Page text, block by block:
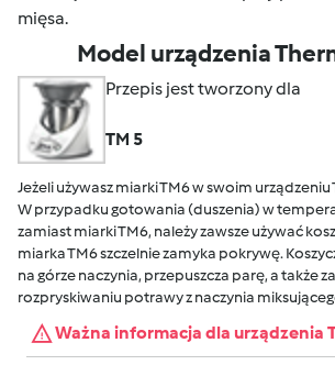
mięsa.
Model urządzenia
Przepis jest tworzony dla
TM 5
Jeżeli używasz miarki TM6 w swoim urządzeniu
W przypadku gotowania (duszenia) w
zamiast miarki TM6, należy zawsze używać
miarka TM6 szczelnie zamyka pokrywę.
na górze naczynia, przepuszcza parę, a także
rozpryskiwaniu potrawy z naczynia
Ważna informacja dla urządzenia